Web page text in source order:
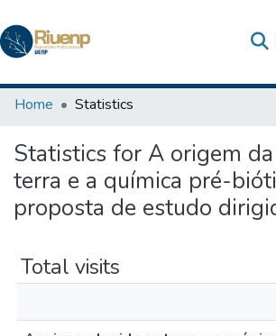
Communities & Collections
The Repository
Home Statistics
Statistics for A origem
terra e a química pré-
proposta de estudo
Total visits